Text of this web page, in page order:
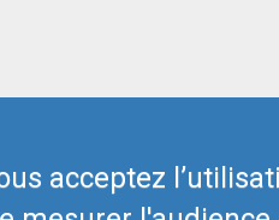
acceptez